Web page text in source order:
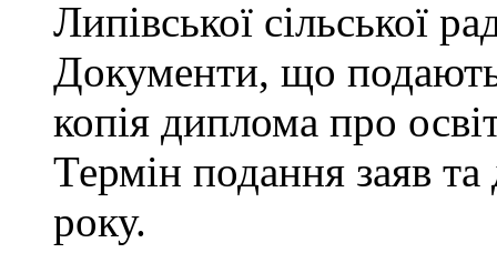
Липівської сільської
Документи, що
копія диплома про
Термін подання заяв
року.